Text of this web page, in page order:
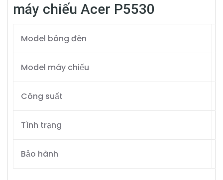
máy chiếu Acer P5530
Model bóng đèn
Model máy chiếu
Công suất
Tình trạng
Bảo hành